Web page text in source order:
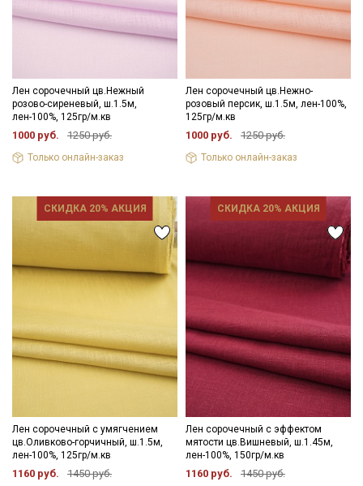
Лен сорочечный цв.Нежный
розово-сиреневый, ш.1.5м,
лен-100%, 125гр/м.кв
1000 руб. 1250 руб.
Только онлайн-заказ
Лен сорочечный цв.Нежно-
розовый персик, ш.1.5м, лен-100%,
125гр/м.кв
1000 руб. 1250 руб.
Только онлайн-заказ
СКИДКА 20% АКЦИЯ
Лен сорочечный с умягчением
цв.Оливково-горчичный, ш.1.5м,
лен-100%, 125гр/м.кв
1160 руб. 1450 руб.
СКИДКА 20% АКЦИЯ
Лен сорочечный с эффектом
мятости цв.Вишневый, ш.1.45м,
лен-100%, 150гр/м.кв
1160 руб. 1450 руб.